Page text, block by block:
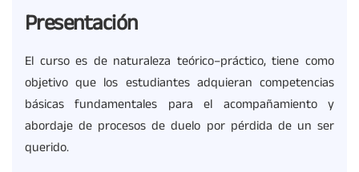
Presentación
El curso es de naturaleza teórico–práctico, tiene como
objetivo que los estudiantes adquieran competencias
básicas fundamentales para el acompañamiento y
abordaje de procesos de duelo por pérdida de un ser
querido.